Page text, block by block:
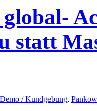
statt
Demo / Kundgebung, Pankow